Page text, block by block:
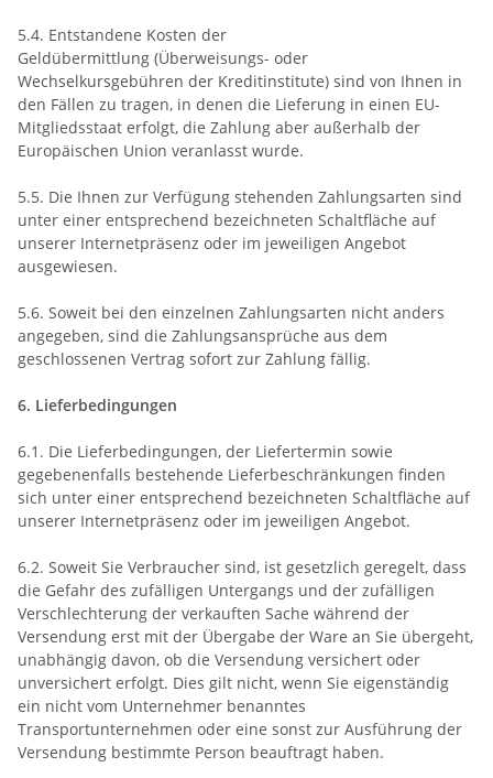
5.4. Entstandene Kosten der
Geldübermittlung (Überweisungs- oder
Wechselkursgebühren der Kreditinstitute) sind von Ihnen in
den Fällen zu tragen, in denen die Lieferung in einen EU-
Mitgliedsstaat erfolgt, die Zahlung aber außerhalb der
Europäischen Union veranlasst wurde.
5.5. Die Ihnen zur Verfügung stehenden Zahlungsarten sind
unter einer entsprechend bezeichneten Schaltfläche auf
unserer Internetpräsenz oder im jeweiligen Angebot
ausgewiesen.
5.6. Soweit bei den einzelnen Zahlungsarten nicht anders
angegeben, sind die Zahlungsansprüche aus dem
geschlossenen Vertrag sofort zur Zahlung fällig.
6. Lieferbedingungen
6.1. Die Lieferbedingungen, der Liefertermin sowie
gegebenenfalls bestehende Lieferbeschränkungen finden
sich unter einer entsprechend bezeichneten Schaltfläche auf
unserer Internetpräsenz oder im jeweiligen Angebot.
6.2. Soweit Sie Verbraucher sind, ist gesetzlich geregelt, dass
die Gefahr des zufälligen Untergangs und der zufälligen
Verschlechterung der verkauften Sache während der
Versendung erst mit der Übergabe der Ware an Sie übergeht,
unabhängig davon, ob die Versendung versichert oder
unversichert erfolgt. Dies gilt nicht, wenn Sie eigenständig
ein nicht vom Unternehmer benanntes
Transportunternehmen oder eine sonst zur Ausführung der
Versendung bestimmte Person beauftragt haben.